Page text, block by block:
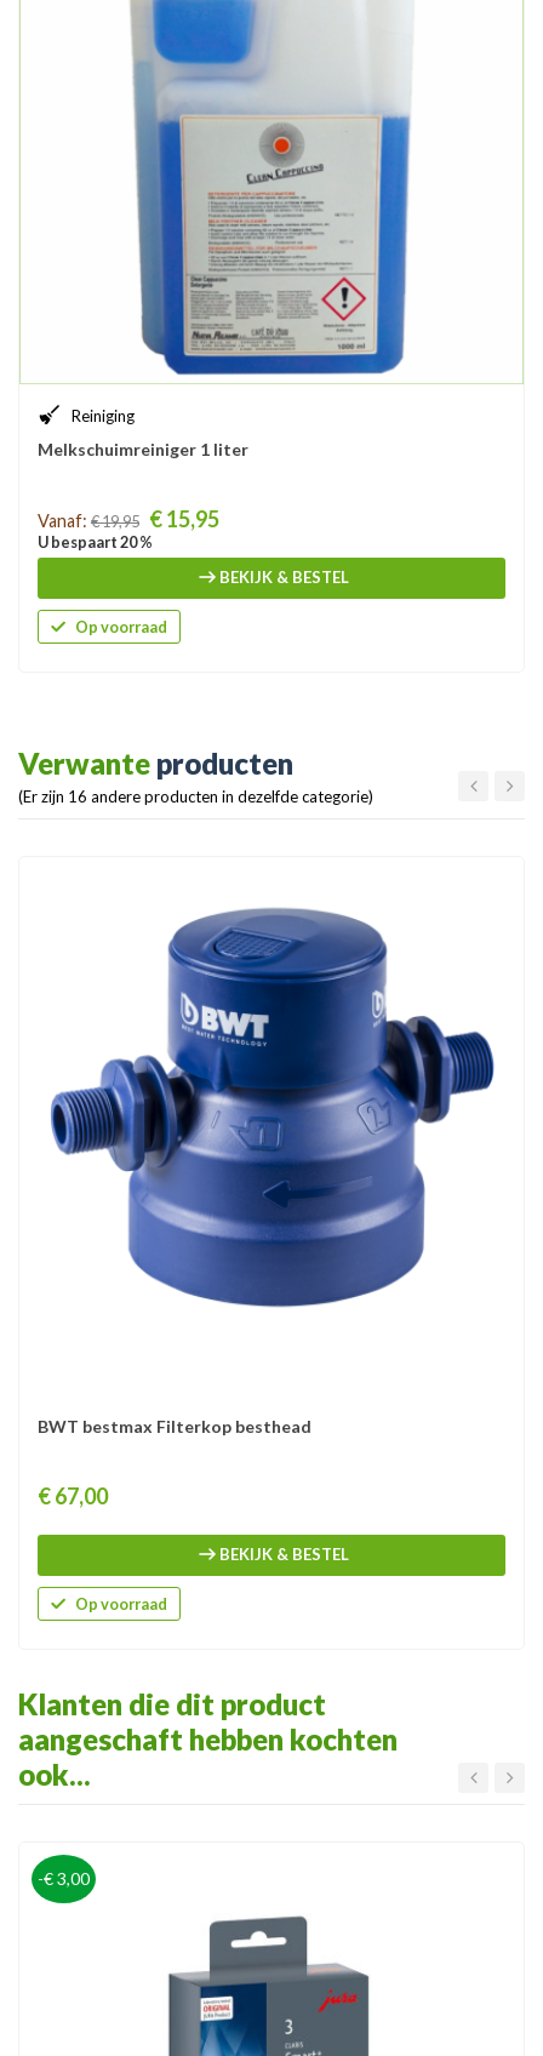
Reiniging
Melkschuimreiniger 1 liter
Prijs
Vanaf: € 19,95 € 15,95
U bespaart 20 %
BEKIJK & BESTEL
Op voorraad
Verwante producten
(Er zijn 16 andere producten in dezelfde categorie)
BWT bestmax Filterkop besthead
Prijs
€ 67,00
BEKIJK & BESTEL
Op voorraad
Klanten die dit product
aangeschaft hebben kochten
ook...
-€ 3,00